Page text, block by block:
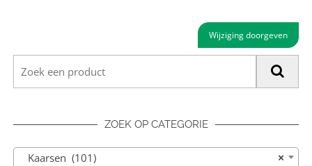
Wijziging doorgeven
ZOEK OP CATEGORIE
×
Kaarsen (101)